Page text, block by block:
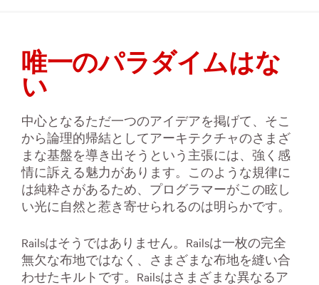
唯一のパラダイムはな
い
中心となるただ一つのアイデアを掲げて、そこ
から論理的帰結としてアーキテクチャのさまざ
まな基盤を導き出そうという主張には、強く感
情に訴える魅力があります。このような規律に
は純粋さがあるため、プログラマーがこの眩し
い光に自然と惹き寄せられるのは明らかです。
Railsはそうではありません。Railsは一枚の完全
無欠な布地ではなく、さまざまな布地を縫い合
わせたキルトです。Railsはさまざまな異なるア